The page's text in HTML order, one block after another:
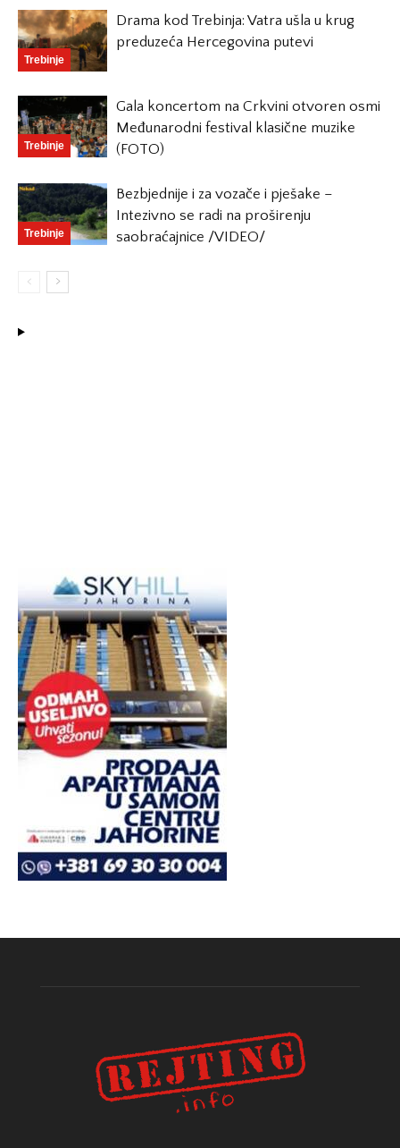
Trebinje
Drama kod Trebinja: Vatra ušla u krug
preduzeća Hercegovina putevi
Trebinje
Gala koncertom na Crkvini otvoren osmi
Međunarodni festival klasične muzike
(FOTO)
Trebinje
Bezbjednije i za vozače i pješake –
Intezivno se radi na proširenju
saobraćajnice /VIDEO/